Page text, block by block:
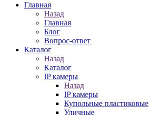
Главная
Назад
Главная
Блог
Вопрос-ответ
Каталог
Назад
Каталог
IP камеры
Назад
IP камеры
Купольные пластиковые
Уличные